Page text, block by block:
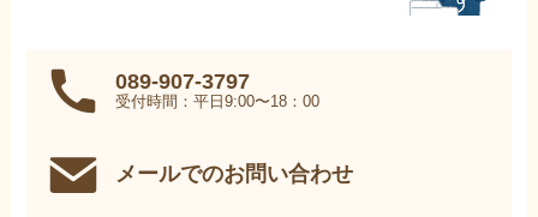
089-907-3797
受付時間：平日9:00〜18：00
メールでのお問い合わせ